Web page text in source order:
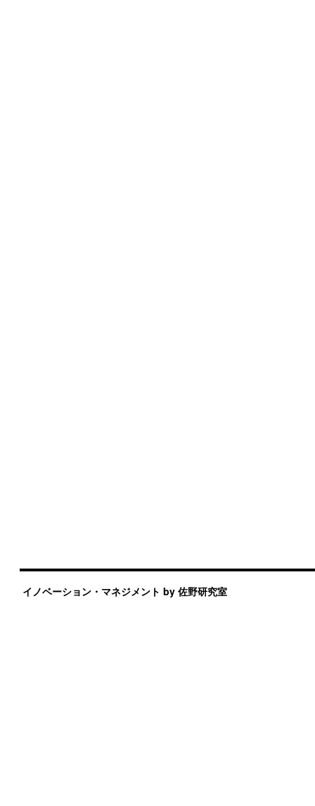
イノベーション・マネジメント by 佐野研究室